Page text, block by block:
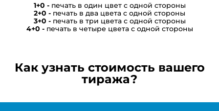
печать в один цвет с одной стороны
печать в два цвета с одной стороны
печать в три цвета с одной стороны
печать в четыре цвета с одной стороны
Как узнать стоимость вашего
тиража?